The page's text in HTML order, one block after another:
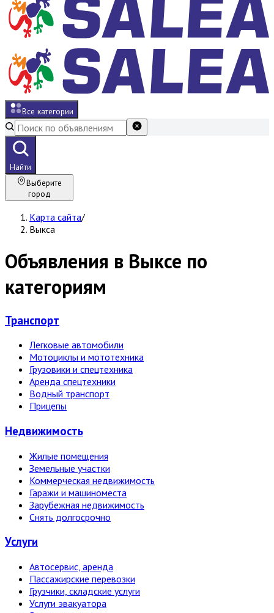
Все категории
Найти
Выберите
город
Карта сайта/
Выкса
Объявления в Выксе по
категориям
Транспорт
Легковые автомобили
Мотоциклы и мототехника
Грузовики и спецтехника
Аренда спецтехники
Водный транспорт
Прицепы
Недвижи­мость
Жилые помещения
Земельные участки
Коммерческая недвижимость
Гаражи и машиноместа
Зарубежная недвижимость
Снять долгосрочно
Услуги
Автосервис, аренда
Пассажирские перевозки
Грузчики, складские услуги
Услуги эвакуатора